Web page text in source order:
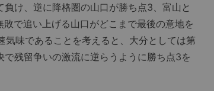
け、逆に降格圏の山口が勝ち点3、富山と
で追い上げる山口がどこまで最後の意地を
味であることを考えると、大分としては第
残留争いの激流に逆らうように勝ち点3を